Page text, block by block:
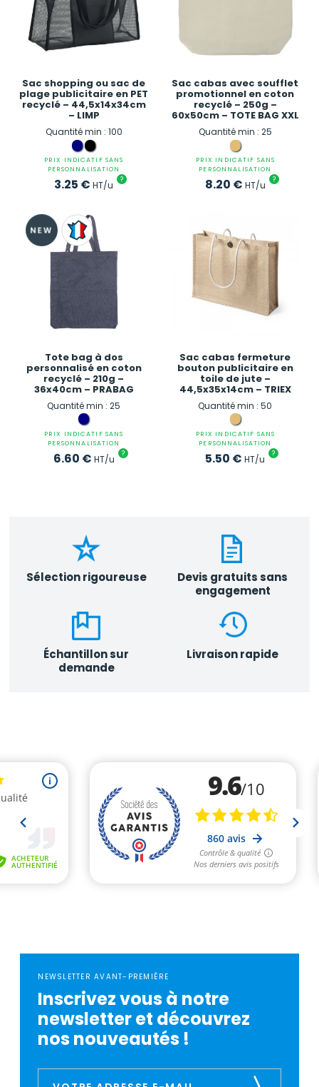
Sac shopping ou sac de
plage publicitaire en PET
recyclé – 44,5x14x34cm
– LIMP
Quantité min : 100
PRIX INDICATIF SANS
PERSONNALISATION
3.25 € HT/u ?
Sac cabas avec soufflet
promotionnel en coton
recyclé – 250g –
60x50cm – TOTE BAG XXL
Quantité min : 25
PRIX INDICATIF SANS
PERSONNALISATION
8.20 € HT/u ?
Tote bag à dos
personnalisé en coton
recyclé – 210g –
36x40cm – PRABAG
Quantité min : 25
PRIX INDICATIF SANS
PERSONNALISATION
6.60 € HT/u ?
Sac cabas fermeture
bouton publicitaire en
toile de jute –
44,5x35x14cm – TRIEX
Quantité min : 50
PRIX INDICATIF SANS
PERSONNALISATION
5.50 € HT/u ?
Sélection rigoureuse
Devis gratuits sans
engagement
Échantillon sur
demande
Livraison rapide
NEWSLETTER AVANT-PREMIÈRE
Inscrivez vous à notre
newsletter et découvrez
nos nouveautés !